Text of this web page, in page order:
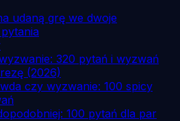
udaną grę we dwoje
320 pytań i wyzwań
(2026)
czy wyzwanie: 100 spicy
100 pytań dla par